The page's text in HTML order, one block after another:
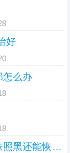
好
怎么办
身上有白癜风照308激光把正常皮肤照黑还能恢复吗